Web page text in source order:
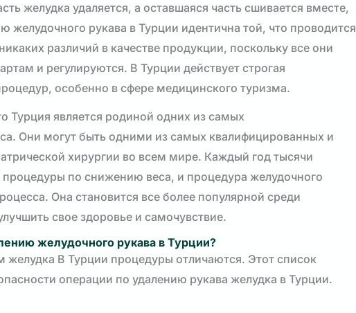
желудка удаляется, а оставшаяся часть сшивается вместе,
рукава в Турции идентична той, что проводится
различий в качестве продукции, поскольку все они
и регулируются. В Турции действует строгая
особенно в сфере медицинского туризма.
Турция является родиной одних из самых
Они могут быть одними из самых квалифицированных и
хирургии во всем мире. Каждый год тысячи
по снижению веса, и процедура желудочного
Она становится все более популярной среди
свое здоровье и самочувствие.
желудочного рукава в Турции?
В Турции процедуры отличаются. Этот список
операции по удалению рукава желудка в Турции.